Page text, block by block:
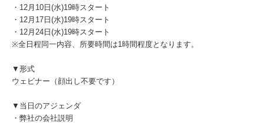
・12月10日(水)19時スタート
・12月17日(水)19時スタート
・12月24日(水)19時スタート
※全日程同一内容、所要時間は1時間程度となります。
▼形式
ウェビナー（顔出し不要です）
▼当日のアジェンダ
・弊社の会社説明